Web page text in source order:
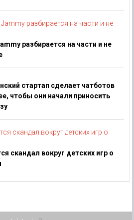
разбирается на части и не
стартап сделает чатботов
чтобы они начали приносить
скандал вокруг детских игр о